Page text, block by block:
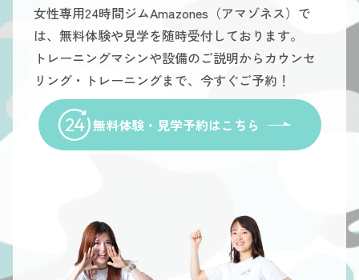
女性専用24時間ジムAmazones（アマゾネス）で
は、無料体験や見学を随時受付しております。
トレーニングマシンや設備のご説明からカウンセ
リング・トレーニングまで、今すぐご予約！
無料体験・見学予約はこちら